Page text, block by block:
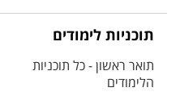
תוכניות לימודים
תואר ראשון - כל תוכניות
הלימודים